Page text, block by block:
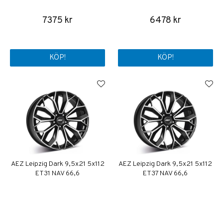
7375 kr
KÖP!
6478 kr
KÖP!
AEZ Leipzig Dark 9,5x21 5x112
ET31 NAV 66,6
AEZ Leipzig Dark 9,5x21 5x112
ET37 NAV 66,6